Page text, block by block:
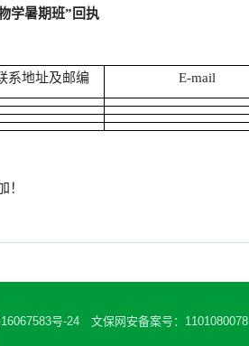
学暑期班”回执
系地址及邮编 E-mail
！
号-24 文保网安备案号：1101080078